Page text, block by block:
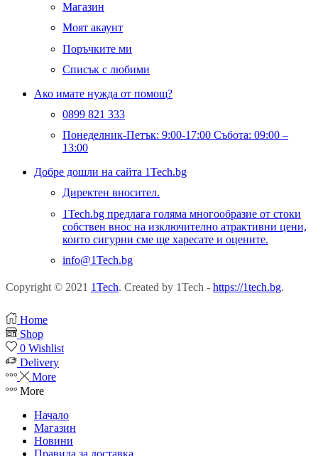
Магазин
Моят акаунт
Поръчките ми
Списък с любими
Ако имате нужда от помощ?
0899 821 333
Понеделник-Петък: 9:00-17:00 Събота: 09:00 –
13:00
Добре дошли на сайта 1Tech.bg
Директен вносител.
1Tech.bg предлага голяма многообразие от стоки
собствен внос на изключително атрактивни цени,
които сигурни сме ще харесате и оцените.
info@1Tech.bg
Copyright © 2021 1Tech. Created by 1Tech - https://1tech.bg.
Home
Shop
0 Wishlist
Delivery
More
More
Начало
Магазин
Новини
Правила за доставка